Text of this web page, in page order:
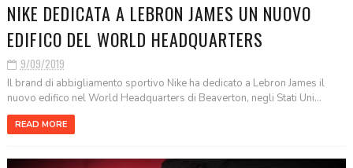
NIKE DEDICATA A LEBRON JAMES UN NUOVO
EDIFICO DEL WORLD HEADQUARTERS
9/09/2019
Il brand di abbigliamento sportivo Nike ha dedicato a Lebron James il
nuovo edifico nel World Headquarters di Beaverton, negli Stati Uni...
READ MORE